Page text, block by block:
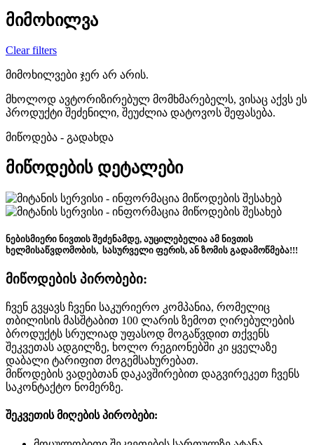
მიმოხილვა
Clear filters
მიმოხილვები ჯერ არ არის.
მხოლოდ ავტორიზირებულ მომხმარებელს, ვისაც აქვს ეს
პროდუქტი შეძენილი, შეუძლია დატოვოს შეფასება.
მიწოდება - გადახდა
მიწოდების დეტალები
ნებისმიერი ნივთის შეძენამდე, აუცილებელია ამ ნივთის
ხელმისაწვდომობის, სასურველი ფერის, ან ზომის გადამოწმება!!!
მიწოდების პირობები:
ჩვენ გვყავს ჩვენი საკურიერო კომპანია, რომელიც
თბილისის მასშტაბით 100 ლარის ზემოთ ღირებულების
ბროდუქტს სრულიად უფასოდ მოგაწვდით თქვენს
შეკვეთას ადგილზე, ხოლო რეგიონებში კი ყველაზე
დაბალი ტარიფით მოგემსახურებათ.
მიწოდების ვადებთან დაკავშირებით დაგვირეკეთ ჩვენს
საკონტაქტო ნომერზე.
შეკვეთის მიღების პირობები: